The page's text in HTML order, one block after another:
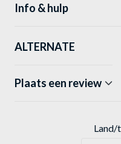
Info & hulp
ALTERNATE
Plaats een review
Land/